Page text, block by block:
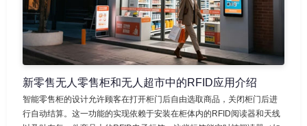
新零售无人零售柜和无人超市中的RFID应用介绍
智能零售柜的设计允许顾客在打开柜门后自由选取商品，关闭柜门后进
行自动结算。这一功能的实现依赖于安装在柜体内的RFID阅读器和天线